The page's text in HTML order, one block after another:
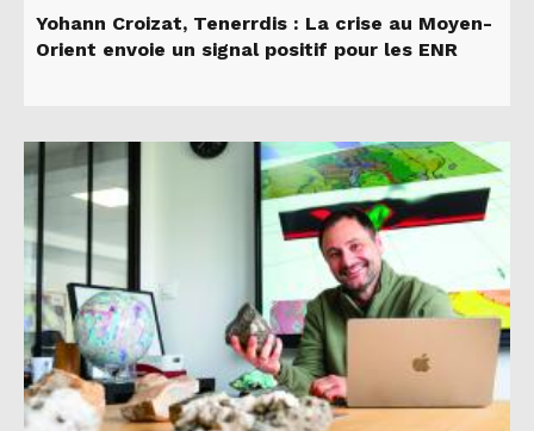
Yohann Croizat, Tenerrdis : La crise au Moyen-
Orient envoie un signal positif pour les ENR